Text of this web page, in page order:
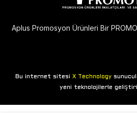
Aplus Promosyon Ürünleri Bir
Bu internet sitesiX Technology
yeni teknolojilerle